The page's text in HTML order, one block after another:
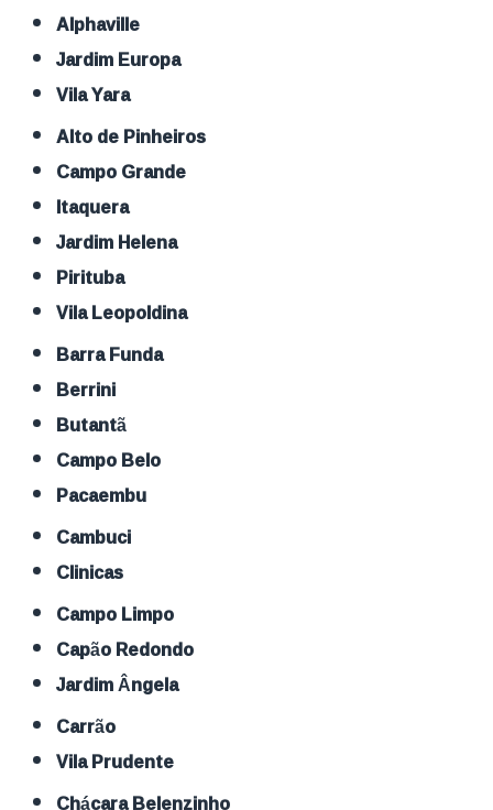
Alphaville
Jardim Europa
Vila Yara
Alto de Pinheiros
Campo Grande
Itaquera
Jardim Helena
Pirituba
Vila Leopoldina
Barra Funda
Berrini
Butantã
Campo Belo
Pacaembu
Cambuci
Clinicas
Campo Limpo
Capão Redondo
Jardim Ângela
Carrão
Vila Prudente
Chácara Belenzinho